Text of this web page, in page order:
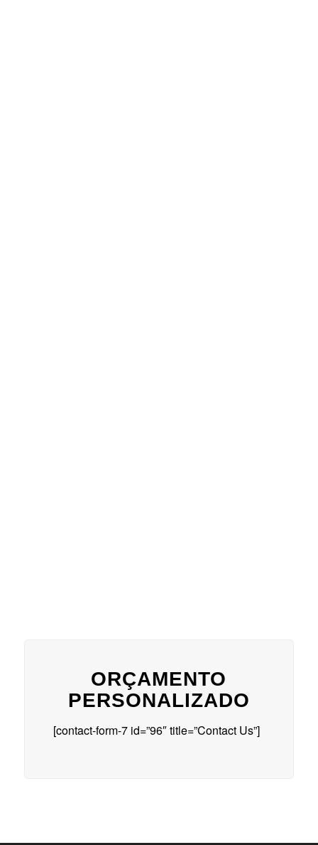
ORÇAMENTO
PERSONALIZADO
[contact-form-7 id=”96″ title=”Contact Us”]